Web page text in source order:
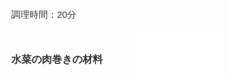
調理時間：20分
水菜の肉巻きの材料